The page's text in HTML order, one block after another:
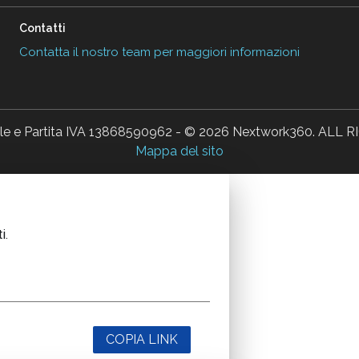
Contatti
Contatta il nostro team per maggiori informazioni
e Partita IVA 13868590962 - © 2026 Nextwork360. ALL
Mappa del sito
COPIA LINK